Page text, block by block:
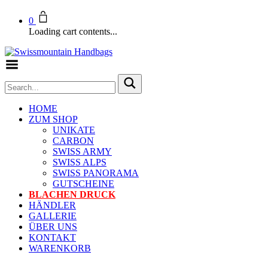
0
Loading cart contents...
HOME
ZUM SHOP
UNIKATE
CARBON
SWISS ARMY
SWISS ALPS
SWISS PANORAMA
GUTSCHEINE
BLACHEN DRUCK
HÄNDLER
GALLERIE
ÜBER UNS
KONTAKT
WARENKORB